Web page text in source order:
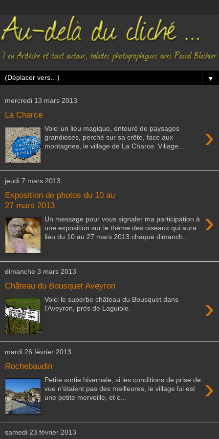
▼
mercredi 13 mars 2013
La Charce
›
Voici un lieu magique, entouré de paysages
grandioses, perché sur sa crête, face aux
montagnes, le village de La Charce. Village...
jeudi 7 mars 2013
Exposition de photos du 10 au
27 mars 2013
›
Un message pour vous signaler ma participation à
une exposition sur le thème des oiseaux qui aura
lieu du 10 au 27 mars 2013 chaque dimanch...
dimanche 3 mars 2013
Château du Bousquet Aveyron
›
Voici le superbe château du Bousquet dans
l'Aveyron, près de Laguiole.
mardi 26 février 2013
Rochebaudin
›
Petite sortie hivernale, si les conditions de prise de
vue n'étaient pas des meilleures, le village lui est
une petite merveille, et c...
samedi 23 février 2013